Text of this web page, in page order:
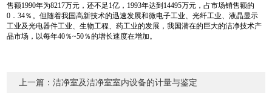
售额1990年为8217万元，还不足1亿，1993年达到14495万元，占市场销售额的
0．34％。但随着我国高新技术的迅速发展和微电子工业、光纤工业、液晶显示
工业及光电器件工业、生物工程、药工业的发展，我国潜在的巨大的洁净技术产
品市场，以每年40％~50％的增长速度在增加。
上一篇：洁净室及洁净室室内设备的计量与鉴定